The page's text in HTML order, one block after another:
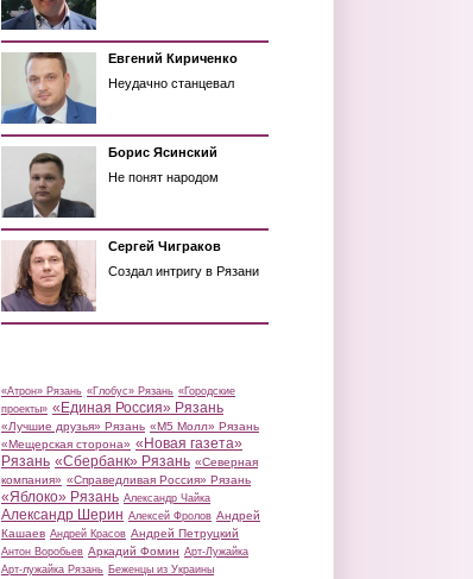
Евгений Кириченко
Неудачно станцевал
Борис Ясинский
Не понят народом
Сергей Чиграков
Создал интригу в Рязани
«Атрон» Рязань «Глобус» Рязань «Городские
проекты» «Единая Россия» Рязань
«Лучшие друзья» Рязань «М5 Молл» Рязань
«Мещерская сторона» «Новая газета»
Рязань «Сбербанк» Рязань «Северная
компания» «Справедливая Россия» Рязань
«Яблоко» Рязань Александр Чайка
Александр Шерин Алексей Фролов Андрей
Кашаев Андрей Красов Андрей Петруцкий
Антон Воробьев Аркадий Фомин Арт-Лужайка
Арт-лужайка Рязань Беженцы из Украины